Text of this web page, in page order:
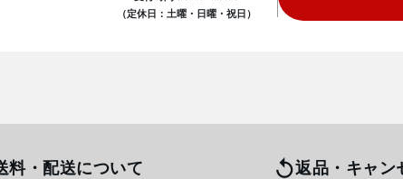
（定休日：土曜・日曜・祝日）
料・配送について 返品・キャン